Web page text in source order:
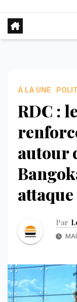
À LA UNE
RDC :
autour
Par